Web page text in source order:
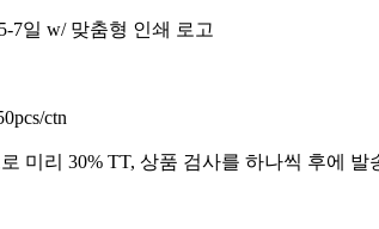
7일 w/ 맞춤형 인쇄 로고
ctn
미리 30% TT, 상품 검사를 하나씩 후에 발